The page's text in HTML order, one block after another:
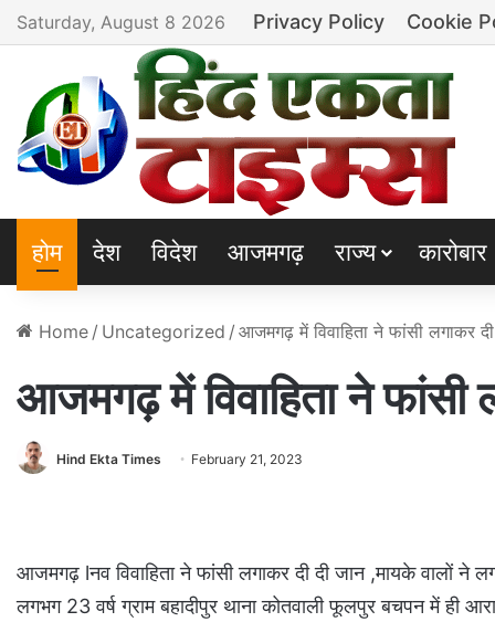
Saturday, August 8 2026 Privacy Policy Cookie
होम देश विदेश आजमगढ़ राज्य कारोबार
Home / Uncategorized / आजमगढ़ में विवाहिता ने फांसी लगाकर
आजमगढ़ में विवाहिता ने फांसी
Hind Ekta Times February 21, 2023
आजमगढ़ lनव विवाहिता ने फांसी लगाकर दी दी जान ,मायके वालों ने
लगभग 23 वर्ष ग्राम बहादीपुर थाना कोतवाली फूलपुर बचपन में ही